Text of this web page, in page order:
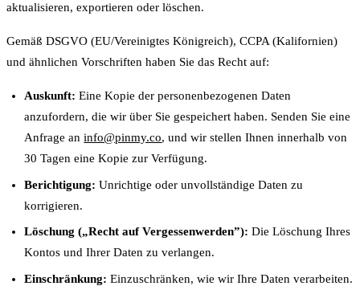
aktualisieren, exportieren oder löschen.
Gemäß DSGVO (EU/Vereinigtes Königreich), CCPA (Kalifornien)
und ähnlichen Vorschriften haben Sie das Recht auf:
Auskunft: Eine Kopie der personenbezogenen Daten
anzufordern, die wir über Sie gespeichert haben. Senden Sie eine
Anfrage aninfo@pinmy.co, und wir stellen Ihnen innerhalb von
30 Tagen eine Kopie zur Verfügung.
Berichtigung: Unrichtige oder unvollständige Daten zu
korrigieren.
Löschung („Recht auf Vergessenwerden”): Die Löschung Ihres
Kontos und Ihrer Daten zu verlangen.
Einschränkung: Einzuschränken, wie wir Ihre Daten verarbeiten.